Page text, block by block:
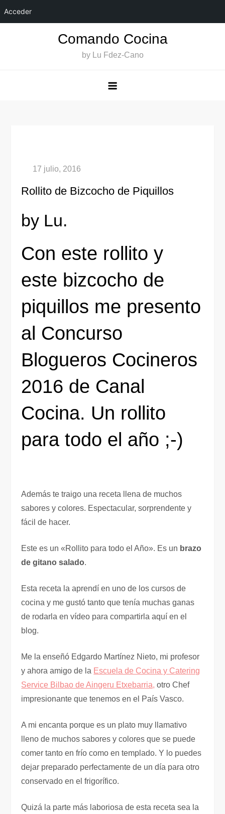
Acceder
Comando Cocina
by Lu Fdez-Cano
Rollito de Bizcocho de Piquillos
by Lu.
Con este rollito y
este bizcocho de
piquillos me presento
al Concurso
Blogueros Cocineros
2016 de Canal
Cocina. Un rollito
para todo el año ;-)
Además te traigo una receta llena de muchos
sabores y colores. Espectacular, sorprendente y
fácil de hacer.
Este es un «Rollito para todo el Año». Es un brazo
de gitano salado.
Esta receta la aprendí en uno de los cursos de
cocina y me gustó tanto que tenía muchas ganas
de rodarla en vídeo para compartirla aquí en el
blog.
Me la enseñó Edgardo Martínez Nieto, mi profesor
y ahora amigo de la Escuela de Cocina y Catering
Service Bilbao de Aingeru Etxebarria, otro Chef
impresionante que tenemos en el País Vasco.
A mi encanta porque es un plato muy llamativo
lleno de muchos sabores y colores que se puede
comer tanto en frío como en templado. Y lo puedes
dejar preparado perfectamente de un día para otro
conservado en el frigorífico.
Quizá la parte más laboriosa de esta receta sea la